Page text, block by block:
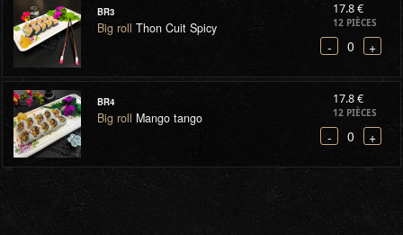
BR3
Big roll Thon Cuit Spicy
17.8 €
12 PIÈCES
- 0 +
BR4
Big roll Mango tango
17.8 €
12 PIÈCES
- 0 +